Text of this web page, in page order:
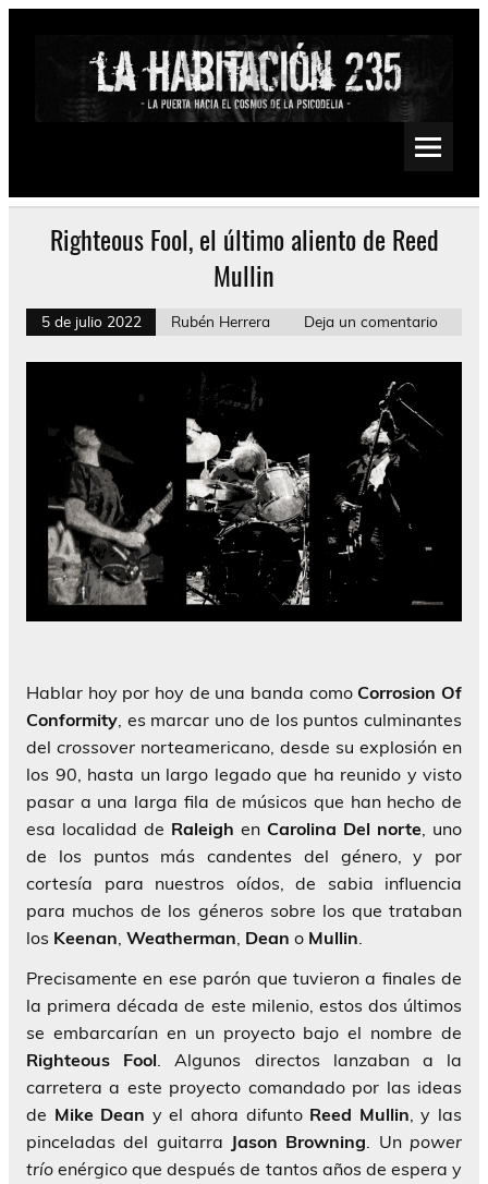
Saltar
Psychedelic, Stoner, Doom, Sludge, Fuzz, Space, Drone
Righteous Fool, el último aliento de Reed
Mullin
5 de julio 2022 Rubén Herrera Deja un comentario
Hablar hoy por hoy de una banda comoCorrosion Of
Conformity, es marcar uno de los puntos culminantes
del crossover norteamericano, desde su explosión en
los 90, hasta un largo legado que ha reunido y visto
pasar a una larga fila de músicos que han hecho de
esa localidad de Raleigh en Carolina Del norte, uno
de los puntos más candentes del género, y por
cortesía para nuestros oídos, de sabia influencia
para muchos de los géneros sobre los que trataban
los Keenan, Weatherman, Dean o Mullin.
Precisamente en ese parón que tuvieron a finales de
la primera década de este milenio, estos dos últimos
se embarcarían en un proyecto bajo el nombre de
Righteous Fool. Algunos directos lanzaban a la
carretera a este proyecto comandado por las ideas
de Mike Dean y el ahora difunto Reed Mullin, y las
pinceladas del guitarra Jason Browning. Un power
trío enérgico que después de tantos años de espera y